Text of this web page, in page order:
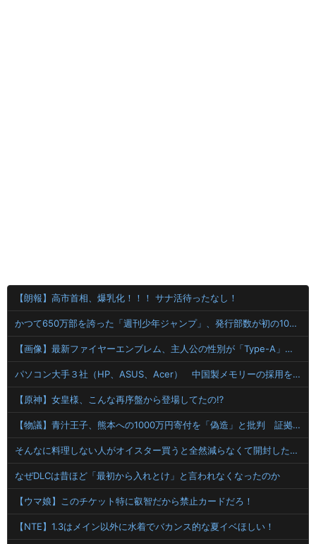
【朗報】高市首相、爆乳化！！！ サナ活待ったなし！
かつて650万部を誇った「週刊少年ジャンプ」、発行部数が初の100万部割れ
【画像】最新ファイヤーエンブレム、主人公の性別が「Type-A」と「Type-B」になってしまう
パソコン大手３社（HP、ASUS、Acer） 中国製メモリーの採用を開始
【原神】女皇様、こんな再序盤から登場してたの⁉
【物議】青汁王子、熊本への1000万円寄付を「偽造」と批判 証拠提示後の対応に疑問の声
そんなに料理しない人がオイスター買うと全然減らなくて開封したまま消費期限きて使えなくなるんだよな
なぜDLCは昔ほど「最初から入れとけ」と言われなくなったのか
【ウマ娘】このチケット特に叡智だから禁止カードだろ！
【NTE】1.3はメイン以外に水着でバカンス的な夏イベほしい！